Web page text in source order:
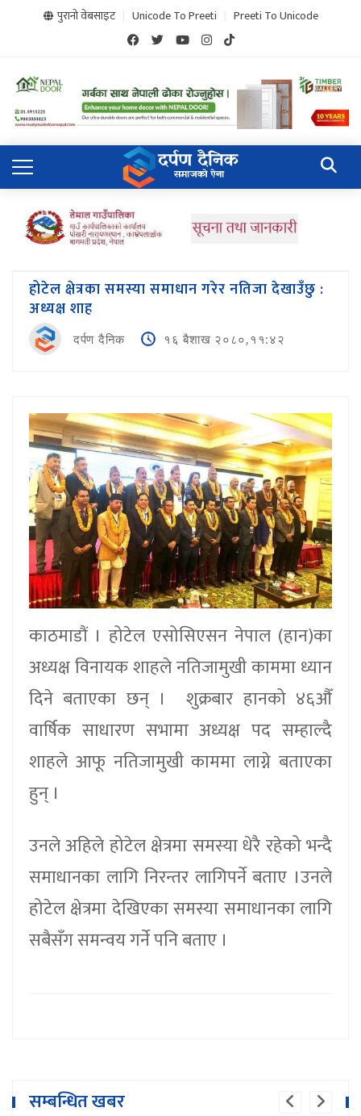
पुरानो वेबसाइट Unicode To Preeti Preeti To Unicode
होटेल क्षेत्रका समस्या समाधान गरेर नतिजा देखाउँछु :
अध्यक्ष शाह
दर्पण दैनिक १६ बैशाख २०८०,११:४२
काठमाडौं । होटेल एसोसिएसन नेपाल (हान)का
अध्यक्ष विनायक शाहले नतिजामुखी काममा ध्यान
दिने बताएका छन् । शुक्रबार हानको ४६औँ
वार्षिक साधारण सभामा अध्यक्ष पद सम्हाल्दै
शाहले आफू नतिजामुखी काममा लाग्ने बताएका
हुन् ।
उनले अहिले होटेल क्षेत्रमा समस्या धेरै रहेको भन्दै
समाधानका लागि निरन्तर लागिपर्ने बताए ।उनले
होटेल क्षेत्रमा देखिएका समस्या समाधानका लागि
सबैसँग समन्वय गर्ने पनि बताए ।
सम्बन्धित खबर